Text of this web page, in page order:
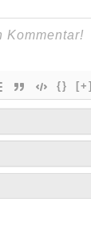
{} [+]